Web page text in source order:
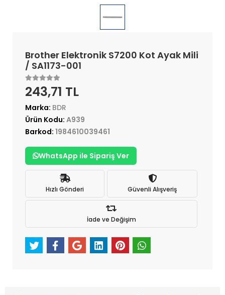
Brother Elektronik S7200 Kot Ayak Mili
/ SA1173-001
243,71 TL
Marka: BDR
Ürün Kodu: A939
Barkod: 1984610039461
WhatsApp ile Sipariş Ver
Hızlı Gönderi Güvenli Alışveriş
İade ve Değişim